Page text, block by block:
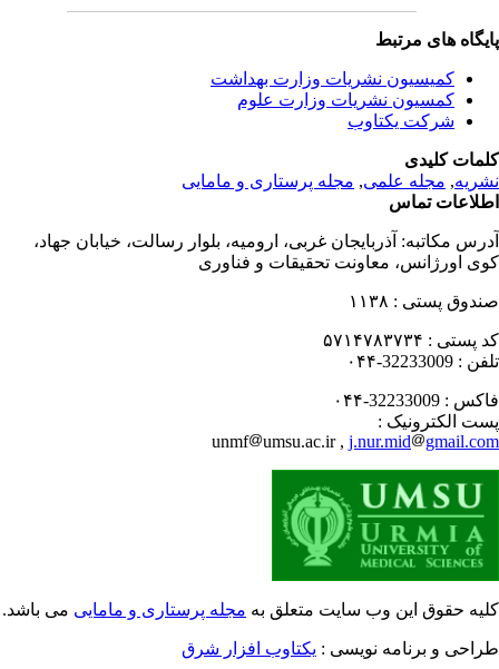
های مرتبط
کمیسیون نشریات وزارت بهداشت
کمسیون نشریات وزارت علوم
شرکت یکتاوب
کلیدی
,مجله علمی, مجله پرستاری و مامایی
تماس
مکاتبه:آذربایجان غربی، ارومیه، بلوار رسالت، خیابان جهاد،
اورژانس، معاونت تحقیقات و فناوری
پستی : ۱۱۳۸
پستی : ۵۷۱۴۷۸۳۷۳۴
: 32233009-۰۴۴
: 32233009-۰۴۴
الکترونیک :
unmf
umsu.ac.ir ,j.nur.mid
حقوق این وب سایت متعلق بهمجله پرستاری و ماماییمی باشد.
و برنامه نویسی : یکتاوب افزار شرق